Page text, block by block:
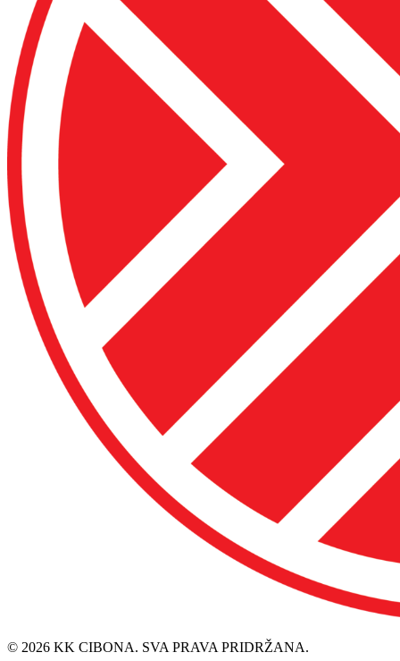
© 2026 KK CIBONA. SVA PRAVA PRIDRŽANA.